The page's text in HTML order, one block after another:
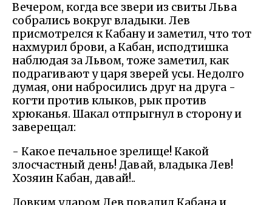
Вечером, когда все звери из свиты Льва
собрались вокруг владыки. Лев
присмотрелся к Кабану и заметил, что тот
нахмурил брови, а Кабан, исподтишка
наблюдая за Львом, тоже заметил, как
подрагивают у царя зверей усы. Недолго
думая, они набросились друг на друга -
когти против клыков, рык против
хрюканья. Шакал отпрыгнул в сторону и
заверещал:
- Какое печальное зрелище! Какой
злосчастный день! Давай, владыка Лев!
Хозяин Кабан, давай!..
Ловким ударом Лев повалил Кабана и